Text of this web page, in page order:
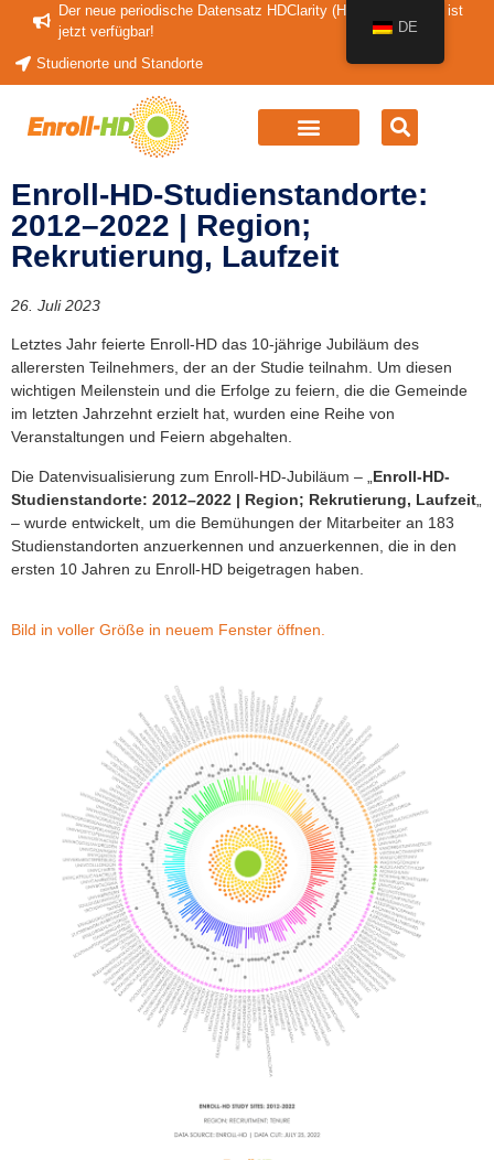
Der neue periodische Datensatz HDClarity (HDClarity-PDS4) ist
jetzt verfügbar!
Studienorte und Standorte
Enroll-HD-Studienstandorte:
2012–2022 | Region;
Rekrutierung, Laufzeit
26. Juli 2023
Letztes Jahr feierte Enroll-HD das 10-jährige Jubiläum des
allerersten Teilnehmers, der an der Studie teilnahm. Um diesen
wichtigen Meilenstein und die Erfolge zu feiern, die die Gemeinde
im letzten Jahrzehnt erzielt hat, wurden eine Reihe von
Veranstaltungen und Feiern abgehalten.
Die Datenvisualisierung zum Enroll-HD-Jubiläum – „ Enroll-HD-
Studienstandorte: 2012–2022 | Region; Rekrutierung, Laufzeit
– wurde entwickelt, um die Bemühungen der Mitarbeiter an 183
Studienstandorten anzuerkennen und anzuerkennen, die in den
ersten 10 Jahren zu Enroll-HD beigetragen haben.
Bild in voller Größe in neuem Fenster öffnen.
DE